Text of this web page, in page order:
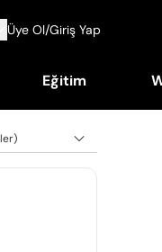
Üye Ol/Giriş Yap
Eğitim